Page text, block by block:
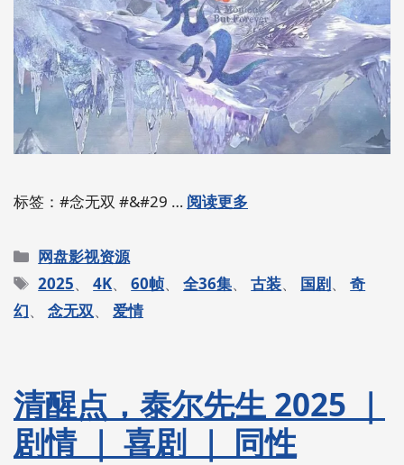
标签：#念无双 #&#29 … 阅读更多
分
类
网盘影视资源
标
签
2025、4K、60帧、全36集、古装、 国剧、奇
幻、 念无双、 爱情
清醒点，泰尔先生 2025 ｜
剧情 ｜ 喜剧 ｜ 同性